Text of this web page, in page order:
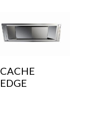
CACHE
EDGE